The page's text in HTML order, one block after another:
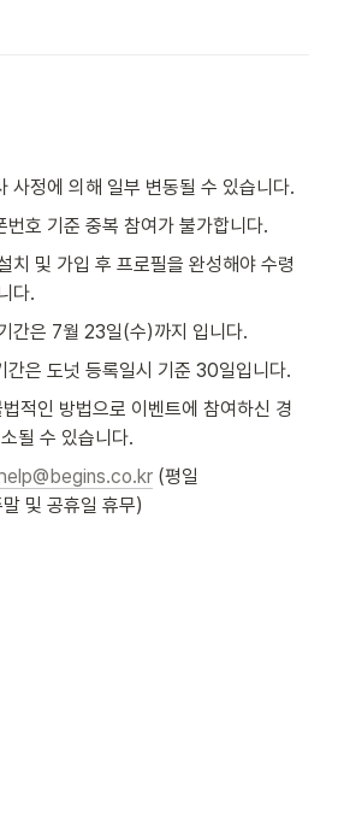
사정에 의해 일부 변동될 수 있습니다.
번호 기준 중복 참여가 불가합니다.
치 및 가입 후 프로필을 완성해야 수령
다.
간은 7월 23일(수)까지 입니다.
간은 도넛 등록일시 기준 30일입니다.
적인 방법으로 이벤트에 참여하신 경
될 수 있습니다.
(평일
및 공휴일 휴무)